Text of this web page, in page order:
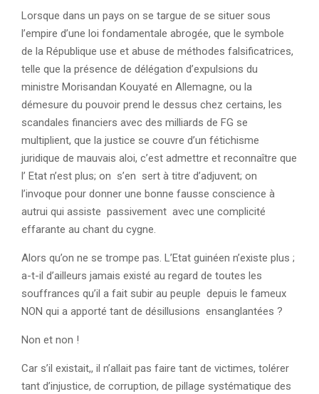
Lorsque dans un pays on se targue de se situer sous
l’empire d’une loi fondamentale abrogée, que le symbole
de la République use et abuse de méthodes falsificatrices,
telle que la présence de délégation d’expulsions du
ministre Morisandan Kouyaté en Allemagne, ou la
démesure du pouvoir prend le dessus chez certains, les
scandales financiers avec des milliards de FG se
multiplient, que la justice se couvre d’un fétichisme
juridique de mauvais aloi, c’est admettre et reconnaître que
l’ Etat n’est plus; on s’en sert à titre d’adjuvent; on
l’invoque pour donner une bonne fausse conscience à
autrui qui assiste passivement avec une complicité
effarante au chant du cygne.
Alors qu’on ne se trompe pas. L’Etat guinéen n’existe plus ;
a-t-il d’ailleurs jamais existé au regard de toutes les
souffrances qu’il a fait subir au peuple depuis le fameux
NON qui a apporté tant de désillusions ensanglantées ?
Non et non !
Car s’il existait,, il n’allait pas faire tant de victimes, tolérer
tant d’injustice, de corruption, de pillage systématique des